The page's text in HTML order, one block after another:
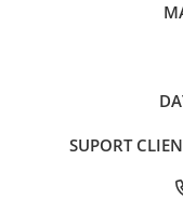
SUPORT